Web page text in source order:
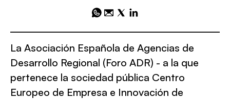
La Asociación Española de Agencias de
Desarrollo Regional (Foro ADR) - a la que
pertenece la sociedad pública Centro
Europeo de Empresa e Innovación de